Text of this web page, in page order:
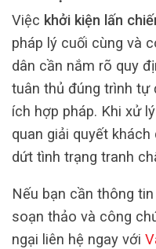
Việc khởi kiện lấn
pháp lý cuối cùng và
dân cần nắm rõ quy
tuân thủ đúng trình tự
ích hợp pháp. Khi xử
quan giải quyết
dứt tình trạng tranh
Nếu bạn cần thông
soạn thảo và công
ngại liên hệ ngay với